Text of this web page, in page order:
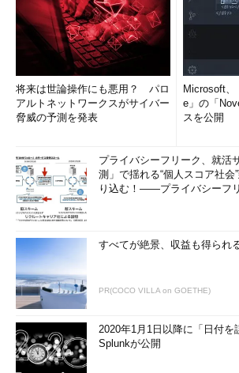
将来は世論操作にも悪用？ パロ
アルトネットワークスがサイバー
脅威の予測を発表
Microsoft、
e」の「
スを公開
プライバシーフリーク、就活
測」で揺れる“個人スコア社会
り込む！――プライバシーフ
すべてが絶景、収益も得られ
PR(COCO VILLA on GOETHE)
2020年1月1日以降に「日付を
Splunkが公開